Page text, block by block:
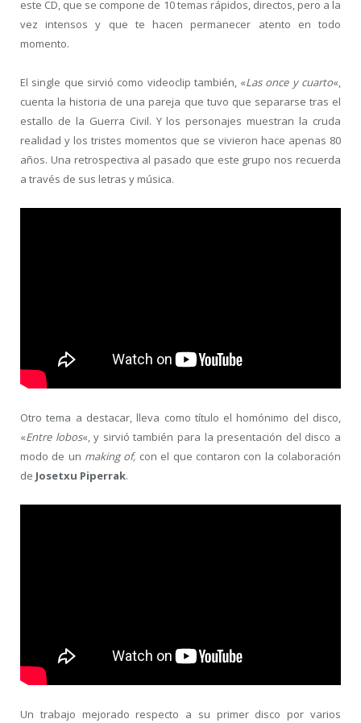
este CD, que se compone de 10 temas rápidos, directos, pero a la
vez intensos y que te hacen permanecer atento en todo
momento.
El single que sirvió como videoclip también, «Las once y cuarto«,
cuenta la historia de una pareja que tuvo que separarse tras el
estallo de la Guerra Civil. Y los personajes muestran la cruda
realidad y los tristes momentos que se vivieron hace apenas 80
años. Una retrospectiva al pasado que este grupo nos recuerda
a través de sus letras y música.
Otro tema a destacar, lleva como título el homónimo del disco,
«Entre lobos«, y sirvió también para la presentación del disco a
modo de un making of,con el que contaron con la colaboración
de Josetxu Piperrak.
Un trabajo mejorado respecto a su primer disco por varios